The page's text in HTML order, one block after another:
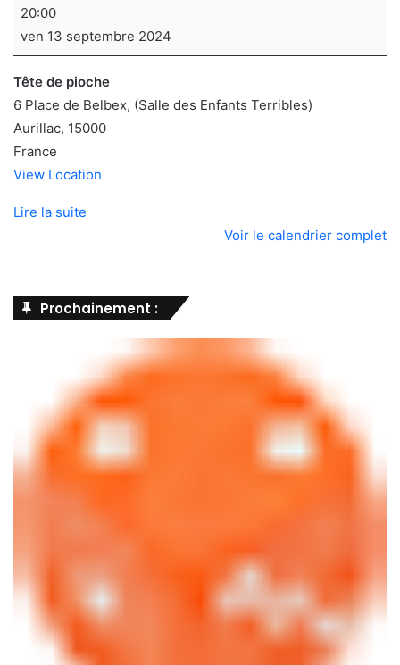
Soirée
de
sociétés
20:00
ven 13 septembre 2024
Tête de pioche
6 Place de Belbex (Salle des Enfants Terribles)
Aurillac, 15000
France
View Location
Lire la suite
Voir le calendrier complet
Prochainement :